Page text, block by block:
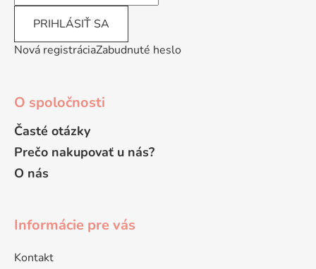
PRIHLÁSIŤ SA
Nová registráciaZabudnuté heslo
O spoločnosti
Časté otázky
Prečo nakupovať u nás?
O nás
Informácie pre vás
Kontakt